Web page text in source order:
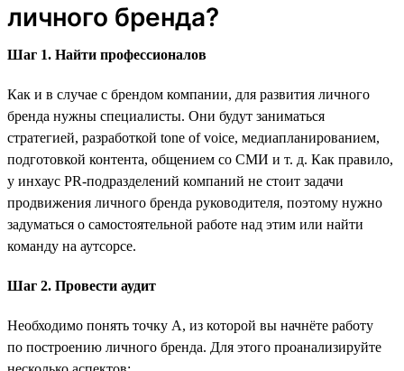
личного бренда?
Шаг 1. Найти профессионалов
Как и в случае с брендом компании, для развития личного
бренда нужны специалисты. Они будут заниматься
стратегией, разработкой tone of voice, медиапланированием,
подготовкой контента, общением со СМИ и т. д. Как правило,
у инхаус PR-подразделений компаний не стоит задачи
продвижения личного бренда руководителя, поэтому нужно
задуматься о самостоятельной работе над этим или найти
команду на аутсорсе.
Шаг 2. Провести аудит
Необходимо понять точку А, из которой вы начнёте работу
по построению личного бренда. Для этого проанализируйте